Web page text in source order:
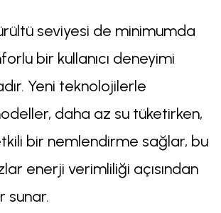
seviyesi de minimumda
bir kullanıcı deneyimi
Yeni teknolojilerle
daha az su tüketirken,
bir nemlendirme sağlar, bu
enerji verimliliği açısından
sunar.